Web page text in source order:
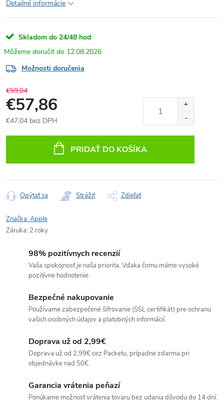
Detailné informácie
Skladom do 24/48 hod
12.08.2026
Možnosti doručenia
€59,04
€57,86
€47,04 bez DPH
PRIDAŤ DO KOŠÍKA
Opýtať sa Strážiť Zdieľať
Značka:Apple
Záruka: 2 roky
98% pozitívnych recenzií
Vaša spokojnosť je naša priorita. Vďaka čomu máme vysoké
pozitívne hodnotenie.
Bezpečné nakupovanie
Používame zabezpečené šifrovanie (SSL certifikát) pre ochranu
vašich osobných údajov a platobných informácií.
Doprava už od 2,99€
Doprava už od 2,99€ cez Packetu, prípadne zdarma pri
objednávke nad 50€.
Garancia vrátenia peňazí
Ponúkame možnosť vrátenia tovaru bez udania dôvodu do 14 dní.